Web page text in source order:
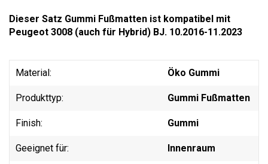
Dieser Satz Gummi Fußmatten ist kompatibel mit
Peugeot 3008 (auch für Hybrid) BJ. 10.2016-11.2023
Material: Öko Gummi
Produkttyp: Gummi Fußmatten
Finish: Gummi
Geeignet für: Innenraum